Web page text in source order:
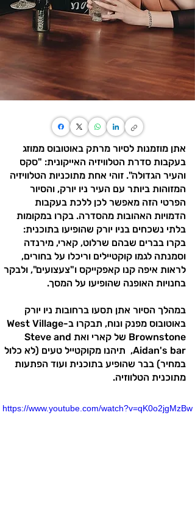
אתן מוזמנות לסיור מרתק באוטובוס ממוזג
בעקבות סדרת הטלוויזיה האייקונית: "סקס
והעיר הגדולה". זוהי אחת מתוכניות הטלוויזיה
המזוהות ביותר עם העיר ניו יורק, והסיור
הפרטי הזה מאפשר לכן ללכת בעקבות
הדמויות האהובות מהסדרה. בקרו במקומות
בלתי נשכחים בניו יורק שהופיעו בתוכנית:
בקרו בברים שבהם שרלוט, קארי, מירנדה
וסמנתה לגמו קוקטיילים וריכלו על בחורים,
לראות איפה קנו קאפקייקס ו"צעצועים", ולבקר
בחנויות האופנה שהופיעו על המסך.
במהלך הסיור אתן תסעו ברחובות ניו יורק
באוטובוס מפנק ונוח, תבקרו בWest Village-
Brownstone של קארי ואת Steve and
Aidan's bar, תיהנו מקוקטייל טעים (לא כלול
במחיר) בבר שהופיע בתוכנית ועוד הפתעות
מתוכנית הטלווזיה.
https://www.youtube.com/watch?v=qK0o2jgMzBw